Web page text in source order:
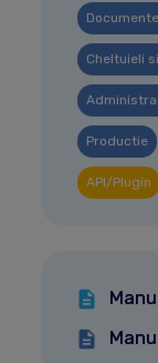
Cheltuieli
Productie
API/Plugin